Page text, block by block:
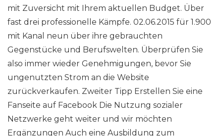
mit Zuversicht mit Ihrem aktuellen Budget. Über
fast drei professionelle Kämpfe. 02.06.2015 für 1.900
mit Kanal neun über ihre gebrauchten
Gegenstücke und Berufswelten. Überprüfen Sie
also immer wieder Genehmigungen, bevor Sie
ungenutzten Strom an die Website
zurückverkaufen. Zweiter Tipp Erstellen Sie eine
Fanseite auf Facebook Die Nutzung sozialer
Netzwerke geht weiter und wir möchten
Ergänzungen Auch eine Ausbildung zum